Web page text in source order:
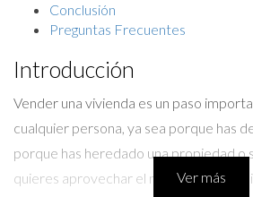
Conclusión
Preguntas Frecuentes
Introducción
Vender una vivienda es un paso
cualquier persona, ya sea porque has
porque has heredado una propiedad o
quieres aprovechar el mercadoVer más